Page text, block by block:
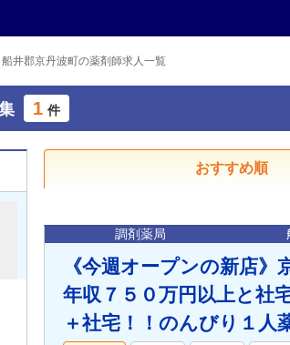
船井郡京丹波町の薬剤師求人一覧
1 件
おすすめ順
調剤薬局
《今週オープンの新店
年収７５０万円以上と社
＋社宅！！のんびり１人